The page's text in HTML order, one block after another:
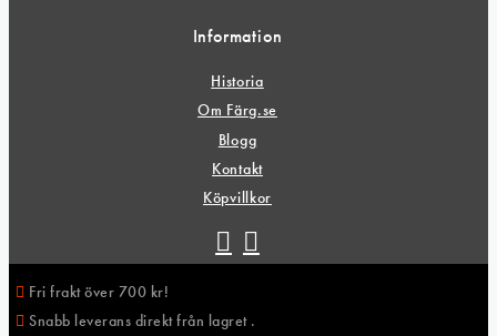
Information
Historia
Om Färg.se
Blogg
Kontakt
Köpvillkor
Fri frakt över 700 kr!
Snabb leverans direkt från lagret .